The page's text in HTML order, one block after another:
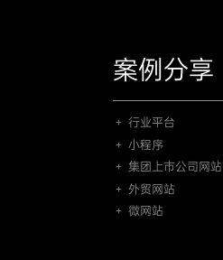
案例分享
＋ 行业平台
＋ 小程序
＋ 集团上市公司网站
＋ 外贸网站
＋ 微网站